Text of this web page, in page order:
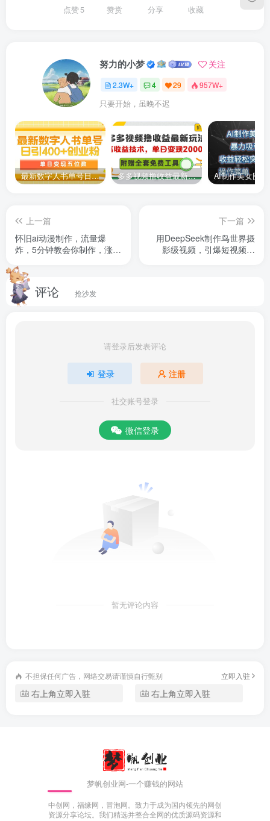
点赞5 赞赏 分享 收藏
努力的小梦 关注
2.3W+ 4 29 957W+
只要开始，虽晚不迟
最新数字人书单号日400+创业粉，单日变现五位数，市面卖5980附软件和详… 多多视频撸收益最新玩法，高收益技术，单日变现2000+，附赠全套技术资料
上一篇
怀旧ai动漫制作，流量爆
炸，5分钟教会你制作，涨粉
下一篇
用DeepSeek制作鸟世界摄
影级视频，引爆短视频流
评论 抢沙发
请登录后发表评论
登录 注册
社交账号登录
微信登录
暂无评论内容
不担保任何广告，网络交易请谨慎自行甄别 立即入驻
右上角立即入驻 右上角立即入驻
梦帆创业网-一个赚钱的网站
中创网，福缘网，冒泡网。致力于成为国内领先的网创
资源分享论坛。我们精选并整合全网的优质源码资源和